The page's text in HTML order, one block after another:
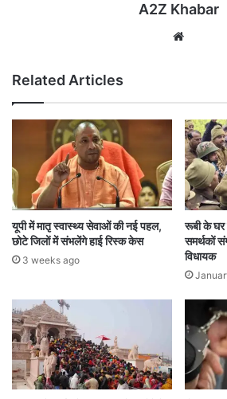
A2Z Khabar
Related Articles
यूपी में मातृ स्वास्थ्य सेवाओं की नई पहल,
छोटे जिलों में संभलेंगे हाई रिस्क केस
3 weeks ago
रूबी के घर
समर्थकों
विधायक